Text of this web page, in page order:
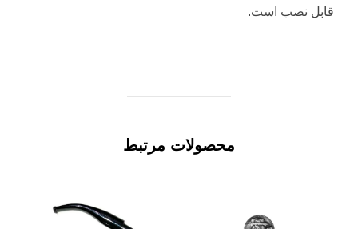
قابل نصب است.
محصولات مرتبط